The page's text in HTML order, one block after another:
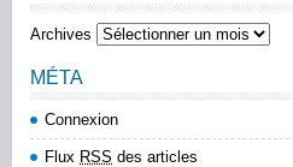
Archives
MÉTA
Connexion
Flux RSS des articles